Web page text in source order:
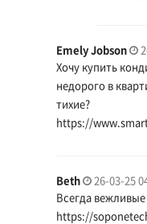
Emely Jobson
Хочу купить
недорого в
тихие?
https://
Beth
26-03-25
Всегда
https://